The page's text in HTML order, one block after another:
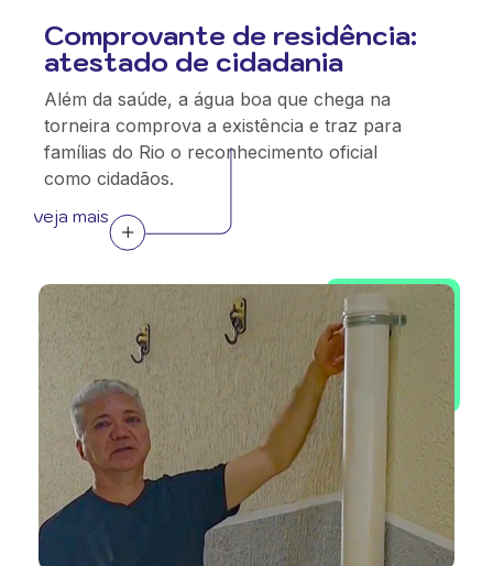
Comprovante de residência:
atestado de cidadania
Além da saúde, a água boa que chega na
torneira comprova a existência e traz para
famílias do Rio o reconhecimento oficial
como cidadãos.
veja mais